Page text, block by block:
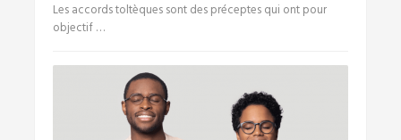
Les accords toltèques sont des préceptes qui ont pour
objectif …